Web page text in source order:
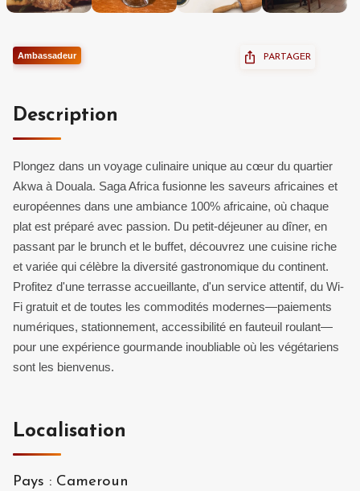
Ambassadeur PARTAGER
Description
Plongez dans un voyage culinaire unique au cœur du quartier
Akwa à Douala. Saga Africa fusionne les saveurs africaines et
européennes dans une ambiance 100% africaine, où chaque
plat est préparé avec passion. Du petit-déjeuner au dîner, en
passant par le brunch et le buffet, découvrez une cuisine riche
et variée qui célèbre la diversité gastronomique du continent.
Profitez d'une terrasse accueillante, d'un service attentif, du Wi-
Fi gratuit et de toutes les commodités modernes—paiements
numériques, stationnement, accessibilité en fauteuil roulant—
pour une expérience gourmande inoubliable où les végétariens
sont les bienvenus.
Localisation
Pays : Cameroun